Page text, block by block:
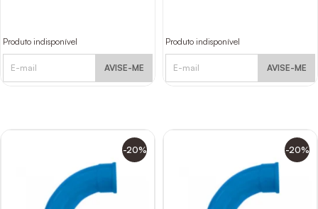
Produto indisponível
AVISE-ME
Produto indisponível
AVISE-ME
-20% -20%